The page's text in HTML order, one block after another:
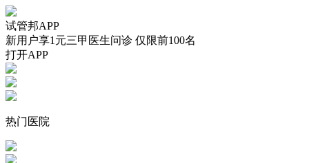
试管邦APP
新用户享1元三甲医生问诊 仅限前100名
打开APP
热门医院